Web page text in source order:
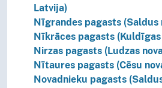
Latvija)
Nīgrandes pagasts (Saldus
Nīkrāces pagasts
Nirzas pagasts (Ludzas
Nītaures pagasts (Cēsu
Novadnieku pagasts